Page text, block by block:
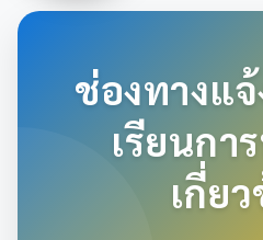
ช่องทางแจ้
เรียนกา
เกี่ย